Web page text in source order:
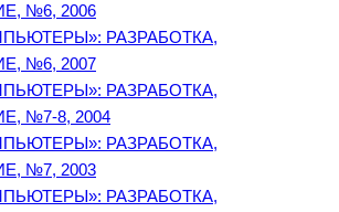
№6, 2006
РАЗРАБОТКА,
№6, 2007
РАЗРАБОТКА,
№7-8, 2004
РАЗРАБОТКА,
№7, 2003
РАЗРАБОТКА,